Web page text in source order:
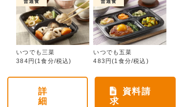
普通食
いつでも三菜
384円(1食分/税込)
普通食
いつでも五菜
483円(1食分/税込)
詳
細
資料請
求